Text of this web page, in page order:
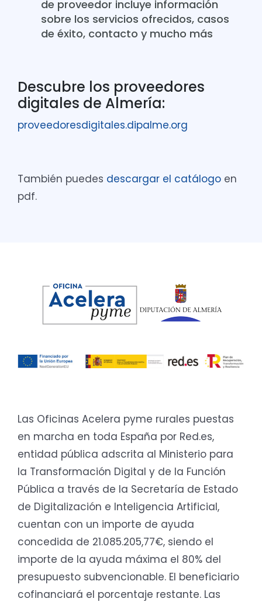
de proveedor incluye información
sobre los servicios ofrecidos, casos
de éxito, contacto y mucho más
Descubre los proveedores
digitales de Almería:
proveedoresdigitales.dipalme.org
También puedes descargar el catálogo en
pdf.
Las Oficinas Acelera pyme rurales puestas
en marcha en toda España por Red.es,
entidad pública adscrita al Ministerio para
la Transformación Digital y de la Función
Pública a través de la Secretaría de Estado
de Digitalización e Inteligencia Artificial,
cuentan con un importe de ayuda
concedida de 21.085.205,77€, siendo el
importe de la ayuda máxima el 80% del
presupuesto subvencionable. El beneficiario
cofinanciará el porcentaje restante. Las